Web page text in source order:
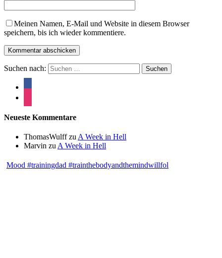
Meinen Namen, E-Mail und Website in diesem Browser
speichern, bis ich wieder kommentiere.
Suchen nach:
Neueste Kommentare
ThomasWulffzu A Week in Hell
Marvin zu A Week in Hell
Mood #trainingdad #trainthebodyandthemindwillfol